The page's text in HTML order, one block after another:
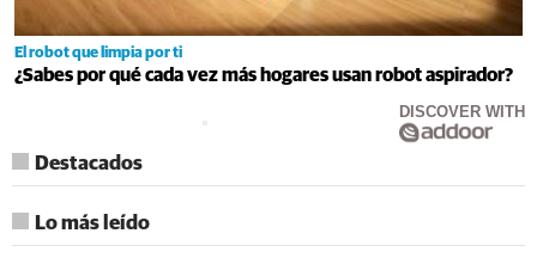
El robot que limpia por ti
¿Sabes por qué cada vez más hogares usan robot aspirador?
DISCOVER WITH
Destacados
Lo más leído